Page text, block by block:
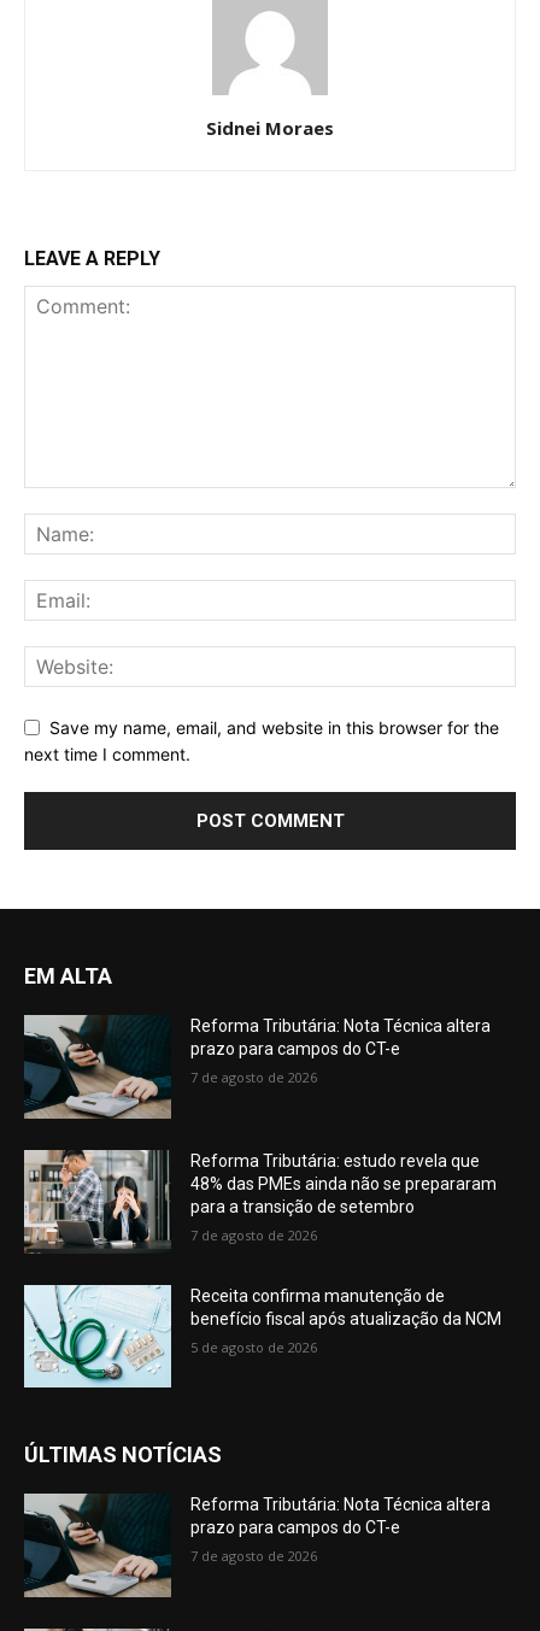
Sidnei Moraes
LEAVE A REPLY
Save my name, email, and website in this browser for the
next time I comment.
EM ALTA
Reforma Tributária: Nota Técnica altera
prazo para campos do CT-e
7 de agosto de 2026
Reforma Tributária: estudo revela que
48% das PMEs ainda não se prepararam
para a transição de setembro
7 de agosto de 2026
Receita confirma manutenção de
benefício fiscal após atualização da NCM
5 de agosto de 2026
ÚLTIMAS NOTÍCIAS
Reforma Tributária: Nota Técnica altera
prazo para campos do CT-e
7 de agosto de 2026